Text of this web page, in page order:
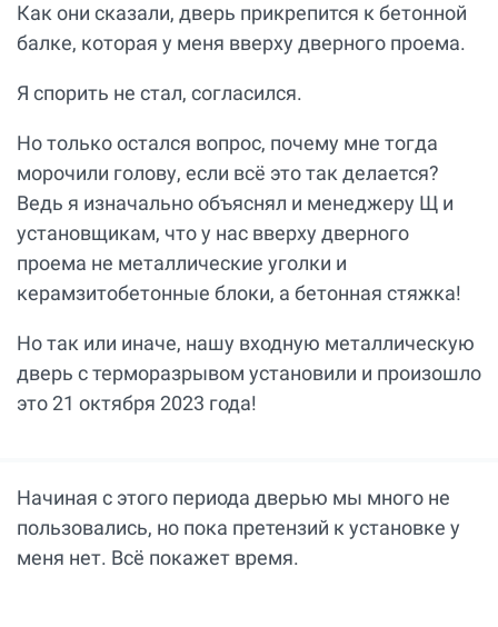
Как они сказали, дверь прикрепится к бетонной
балке, которая у меня вверху дверного проема.
Я спорить не стал, согласился.
Но только остался вопрос, почему мне тогда
морочили голову, если всё это так делается?
Ведь я изначально объяснял и менеджеру Щ и
установщикам, что у нас вверху дверного
проема не металлические уголки и
керамзитобетонные блоки, а бетонная стяжка!
Но так или иначе, нашу входную металлическую
дверь с терморазрывом установили и произошло
это 21 октября 2023 года!
Начиная с этого периода дверью мы много не
пользовались, но пока претензий к установке у
меня нет. Всё покажет время.